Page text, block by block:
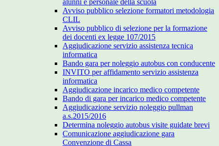
alunni e personale della scuola
Avviso pubblico selezione formatori metodologia
CLIL
Avviso pubblico di selezione per la formazione
dei docenti ex legge 107/2015
Aggiudicazione servizio assistenza tecnica
informatica
Bando gara per noleggio autobus con conducente
INVITO per affidamento servizio assistenza
informatica
Aggiudicazione incarico medico competente
Bando di gara per incarico medico competente
Aggiudicazione servizio noleggio pullman
a.s.2015/2016
Determina noleggio autobus visite guidate brevi
Comunicazione aggiudicazione gara
Convenzione di Cassa